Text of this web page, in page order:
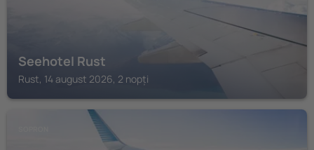
Seehotel Rust
Rust, 14 august 2026, 2 nopți